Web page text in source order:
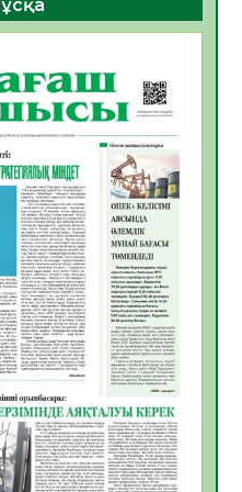
қамтамасыз етті
ҰРПАҚ –
КЕҢЕЙТІЛГЕН
28
көшуге ең
30
сақтау – әр
30
әкімінің
26
дамыту аясында